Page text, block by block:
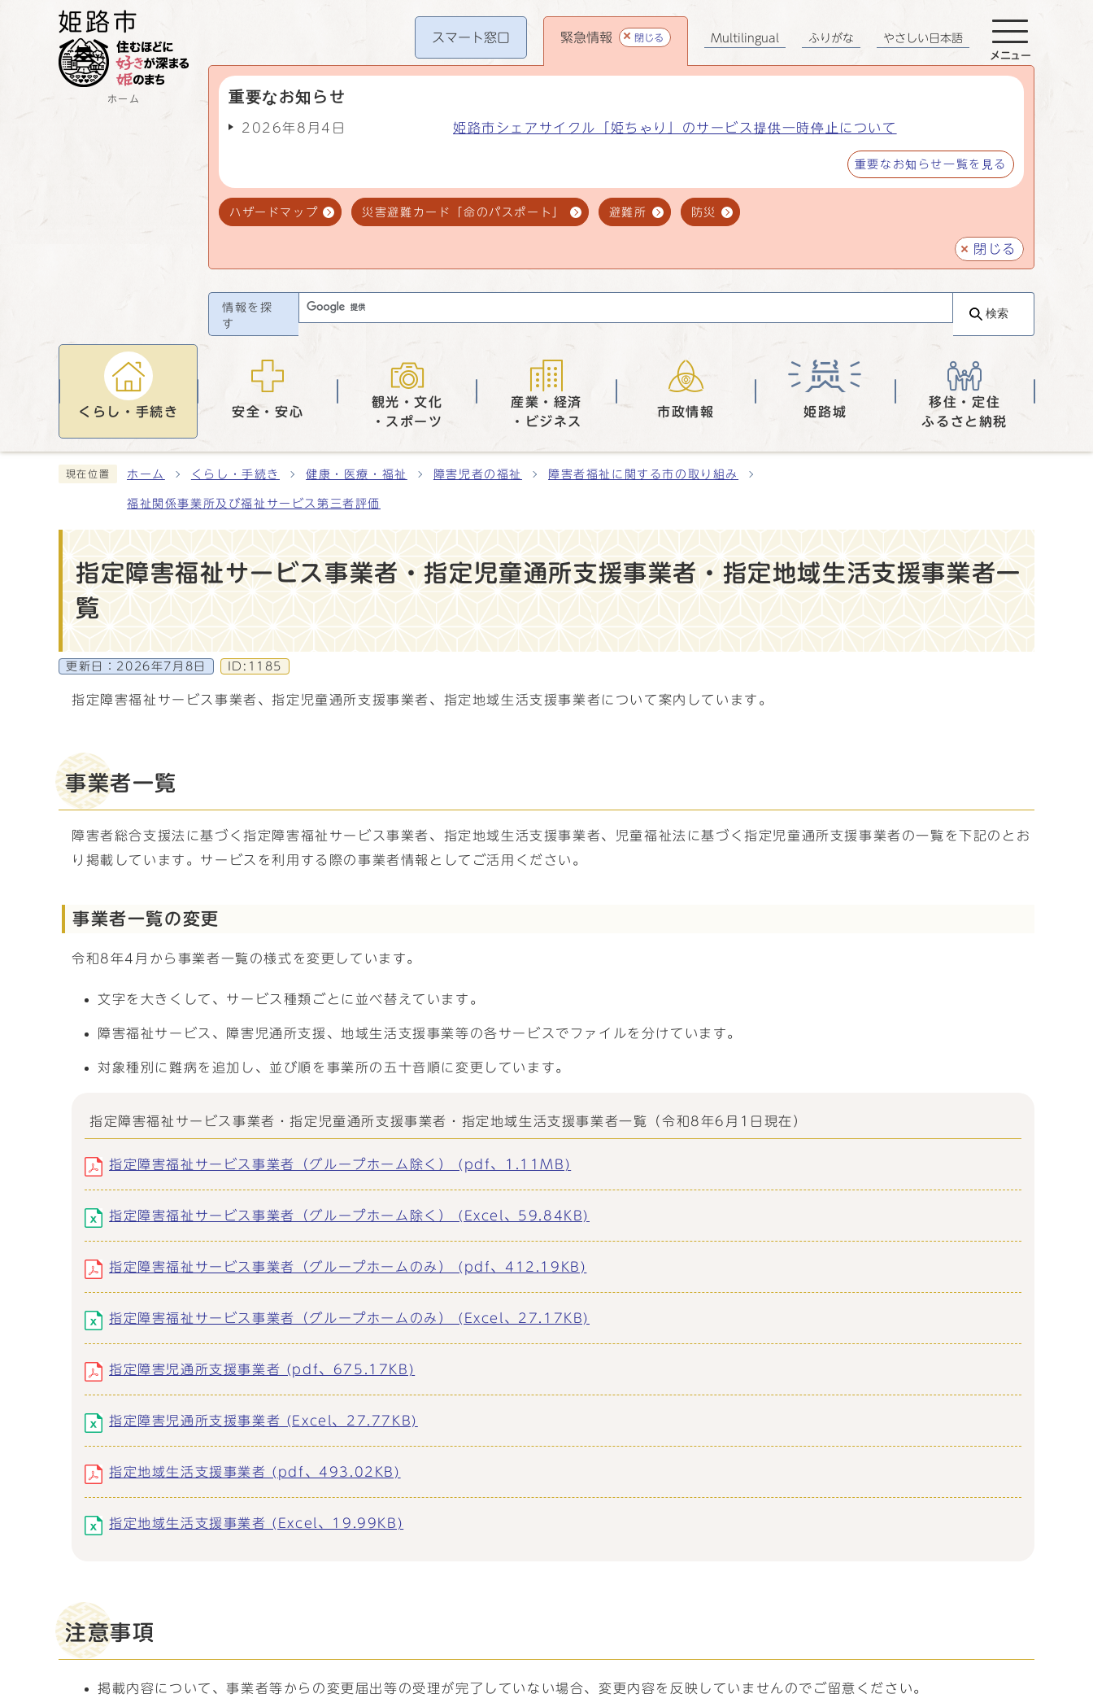
ホーム
スマート窓口 緊急情報 閉じる
重要なお知らせ
2026年8月4日 姫路市シェアサイクル「姫ちゃり」のサービス提供一時停止について
重要なお知らせ一覧を見る
ハザードマップ 災害避難カード「命のパスポート」 避難所 防災
閉じる
Multilingual ふりがな やさしい日本語
メニュー
情報を探
す
検索
くらし・手続き 安全・安心
観光・文化
・スポーツ
産業・経済
・ビジネス
市政情報 姫路城
移住・定住
ふるさと納税
現在位置 ホーム くらし・手続き 健康・医療・福祉 障害児者の福祉 障害者福祉に関する市の取り組み
福祉関係事業所及び福祉サービス第三者評価
指定障害福祉サービス事業者・指定児童通所支援事業者・指定地域生活支援事業者一
覧
更新日： 2026年7月8日 ID:1185
指定障害福祉サービス事業者、指定児童通所支援事業者、指定地域生活支援事業者について案内しています。
事業者一覧
障害者総合支援法に基づく指定障害福祉サービス事業者、指定地域生活支援事業者、児童福祉法に基づく指定児童通所支援事業者の一覧を下記のとお
り掲載しています。サービスを利用する際の事業者情報としてご活用ください。
事業者一覧の変更
令和8年4月から事業者一覧の様式を変更しています。
文字を大きくして、サービス種類ごとに並べ替えています。
障害福祉サービス、障害児通所支援、地域生活支援事業等の各サービスでファイルを分けています。
対象種別に難病を追加し、並び順を事業所の五十音順に変更しています。
指定障害福祉サービス事業者・指定児童通所支援事業者・指定地域生活支援事業者一覧（令和8年6月1日現在）
指定障害福祉サービス事業者（グループホーム除く） (pdf、1.11MB)
指定障害福祉サービス事業者（グループホーム除く） (Excel、59.84KB)
指定障害福祉サービス事業者（グループホームのみ） (pdf、412.19KB)
指定障害福祉サービス事業者（グループホームのみ） (Excel、27.17KB)
指定障害児通所支援事業者 (pdf、675.17KB)
指定障害児通所支援事業者 (Excel、27.77KB)
指定地域生活支援事業者 (pdf、493.02KB)
指定地域生活支援事業者 (Excel、19.99KB)
注意事項
掲載内容について、事業者等からの変更届出等の受理が完了していない場合、変更内容を反映していませんのでご留意ください。